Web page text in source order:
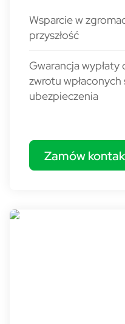
Wsparcie w
przyszłość
Gwarancja
zwrotu wpłaconych
ubezpieczenia
Zamów